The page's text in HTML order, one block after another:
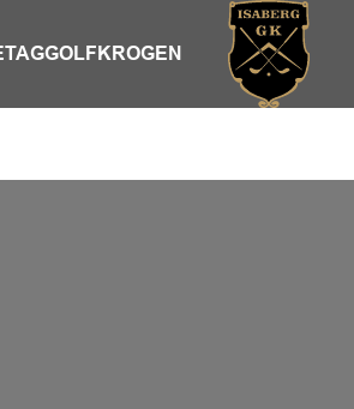
GOLFKROGEN